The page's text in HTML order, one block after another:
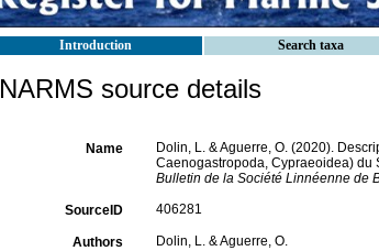
Introduction Search taxa
NARMS source details
Name Dolin, L. & Aguerre, O. (2020).
Caenogastropoda, Cypraeoidea) du
Bulletin de la Société Linnéenne de
SourceID 406281
Authors Dolin, L. & Aguerre, O.